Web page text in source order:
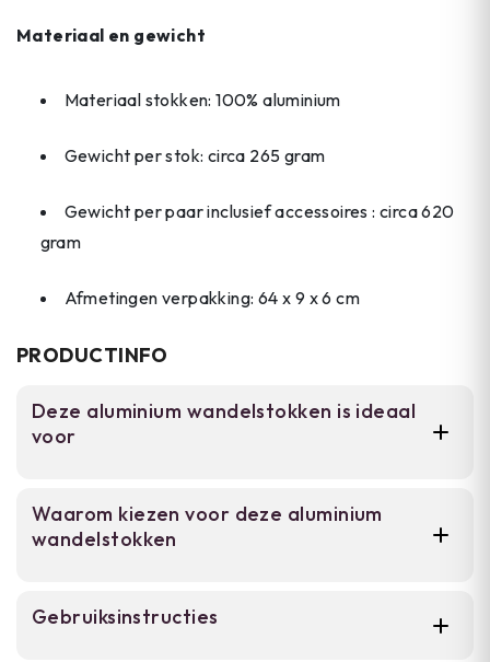
Materiaal en gewicht
Materiaal stokken: 100% aluminium
Gewicht per stok: circa 265 gram
Gewicht per paar inclusief accessoires : circa 620
gram
Afmetingen verpakking: 64 x 9 x 6 cm
PRODUCTINFO
Deze aluminium wandelstokken is ideaal
voor
kilometers maken op verschillende terrein.
Deze stokken zijn geschikt voor
zich aan elk terrein aan.
Waarom kiezen voor deze aluminium
wandelstokken
Traploze hoogteverstelling van 64-135
Gebruiksinstructies